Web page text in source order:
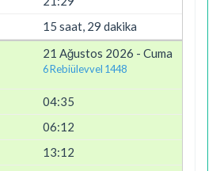
15 saat, 29 dakika
21 Ağustos 2026 - Cuma
6 Rebiülevvel 1448
04:35
06:12
13:12